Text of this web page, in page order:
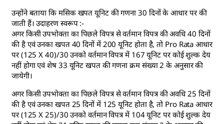
उन्होंने बताया कि मसिक खपत यूनिट की गणना 30 दिनों के आधार पर की
जाती हैं। उदाहरण स्वरूप :-
अगर किसी उपभोक्ता का पिछले विपत्र से वर्तमान विपत्र की अवधि 40 दिनों
की है एवं उनका खपत 40 दिनों में 200 यूनिट होता है, तो Pro Rata आधार
पर (125 X 40)/30 उनको वर्तमान विपत्र में 167 यूनिट पर कोई शुल्क देय
नहीं होगा एवं शेष 33 यूनिट खपत की गणना क्रम संख्या 2 के अनुसार की
जायेगी।
अगर किसी उपभोक्ता का पिछले विपत्र से वर्तमान विपत्र की अवधि 25 दिनों
की है एवं उनका खपत 25 दिनों में 125 यूनिट होता है, तो Pro Rata आधार
पर (125 X 25)/30 उनको वर्तमान विपत्र में 104 यूनिट पर कोई शुल्क देय